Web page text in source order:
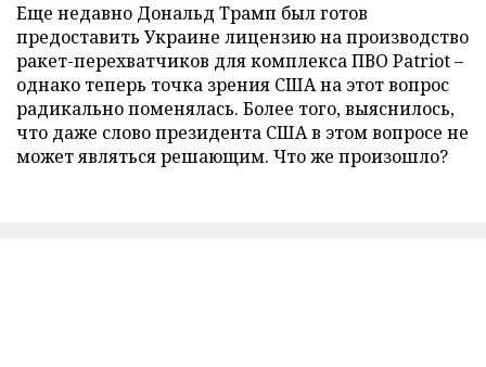
Еще недавно Дональд Трамп был готов
предоставить Украине лицензию на производство
ракет-перехватчиков для комплекса ПВО Patriot –
однако теперь точка зрения США на этот вопрос
радикально поменялась. Более того, выяснилось,
что даже слово президента США в этом вопросе не
может являться решающим. Что же произошло?